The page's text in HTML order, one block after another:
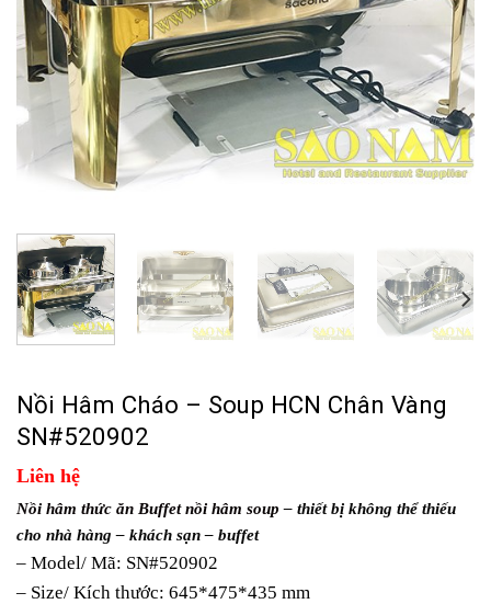
Nồi Hâm Cháo – Soup HCN Chân Vàng
SN#520902
Liên hệ
Nồi hâm thức ăn Buffet nồi hâm soup – thiết bị không thể thiếu
cho nhà hàng – khách sạn – buffet
– Model/ Mã: SN#520902
– Size/ Kích thước: 645*475*435 mm